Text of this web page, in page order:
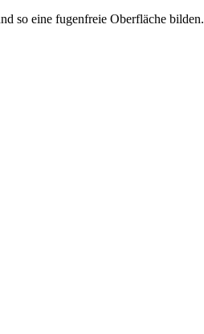
so eine fugenfreie Oberfläche bilden.